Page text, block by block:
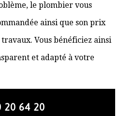
le plombier vous
ainsi que son prix
Vous bénéficiez ainsi
et adapté à votre
20 64 20